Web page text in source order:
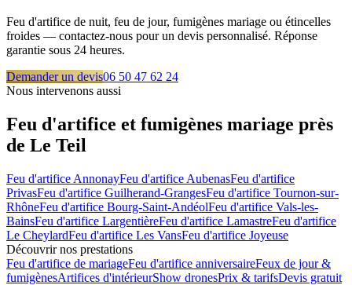
Feu d'artifice de nuit, feu de jour, fumigènes mariage ou étincelles
froides — contactez-nous pour un devis personnalisé. Réponse
garantie sous 24 heures.
Demander un devis06 50 47 62 24
Nous intervenons aussi
Feu d'artifice et fumigènes mariage près
de Le Teil
Feu d'artifice AnnonayFeu d'artifice AubenasFeu d'artifice
PrivasFeu d'artifice Guilherand-GrangesFeu d'artifice Tournon-sur-
RhôneFeu d'artifice Bourg-Saint-AndéolFeu d'artifice Vals-les-
BainsFeu d'artifice LargentièreFeu d'artifice LamastreFeu d'artifice
Le CheylardFeu d'artifice Les VansFeu d'artifice Joyeuse
Découvrir nos prestations
Feu d'artifice de mariageFeu d'artifice anniversaireFeux de jour &
fumigènesArtifices d'intérieurShow dronesPrix & tarifsDevis gratuit